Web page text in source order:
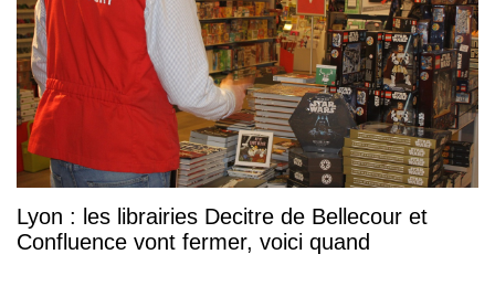
Lyon : les librairies Decitre de Bellecour et
Confluence vont fermer, voici quand